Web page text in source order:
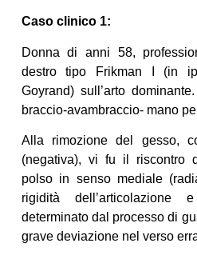
Caso clinico 1:
Donna di anni 58,
destro tipo Frikman I (in
Goyrand) sull’arto
braccio-avambraccio- mano
Alla rimozione del gesso,
(negativa), vi fu il riscontro
polso in senso mediale
rigidità
determinato dal processo di
grave deviazione nel verso